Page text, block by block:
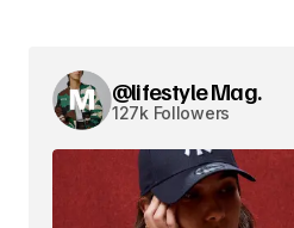
@lifestyle Mag.
127k Followers